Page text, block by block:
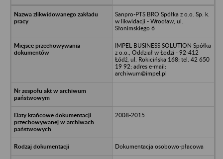
Sanpro-PTS BRO Spółka z o.o. Sp. k.
w likwidacji - Wrocław, ul.
Słonimskiego 6
IMPEL BUSINESS SOLUTION Spółka
z o.o., Oddział w Łodzi - 92-412
Łódź, ul. Rokicińska 168; tel. 42 650
19 92; adres e-mail:
archiwum@impel.pl
2008-2015
Dokumentacja osobowo-płacowa